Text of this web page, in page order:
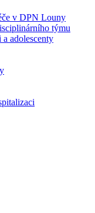
v DPN Louny
týmu
adolescenty